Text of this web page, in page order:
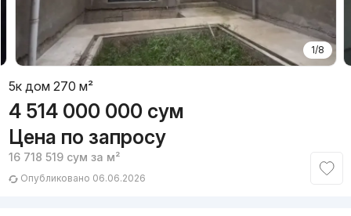
1/8
5к дом 270 м²
4 514 000 000 сум
Цена по запросу
16 718 519 сум за м²
Опубликовано 06.06.2026